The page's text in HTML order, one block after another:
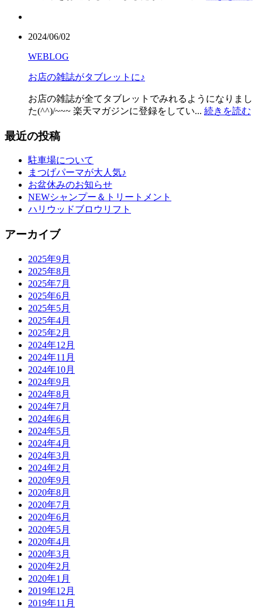
2024/06/02
WEBLOG
お店の雑誌がタブレットに♪
お店の雑誌が全てタブレットでみれるようになりまし
た(^^)/~~~ 楽天マガジンに登録をしてい... 続きを読む
最近の投稿
駐車場について
まつげパーマが大人気♪
お盆休みのお知らせ
NEWシャンプー＆トリートメント
ハリウッドブロウリフト
アーカイブ
2025年9月
2025年8月
2025年7月
2025年6月
2025年5月
2025年4月
2025年2月
2024年12月
2024年11月
2024年10月
2024年9月
2024年8月
2024年7月
2024年6月
2024年5月
2024年4月
2024年3月
2024年2月
2020年9月
2020年8月
2020年7月
2020年6月
2020年5月
2020年4月
2020年3月
2020年2月
2020年1月
2019年12月
2019年11月